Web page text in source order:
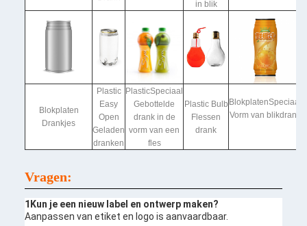
in blik
Blokplaten
Drankjes
Plastic
Easy
Open
Geladen
dranken
PlasticSpeciaal
Gebottelde
drank in de
vorm van een
fles
Plastic Bulb
Flessen
drank
BlokplatenSpeciaal
Vorm van blikdrank
Vragen:
1Kun je een nieuw label en ontwerp maken?
Aanpassen van etiket en logo is aanvaardbaar.